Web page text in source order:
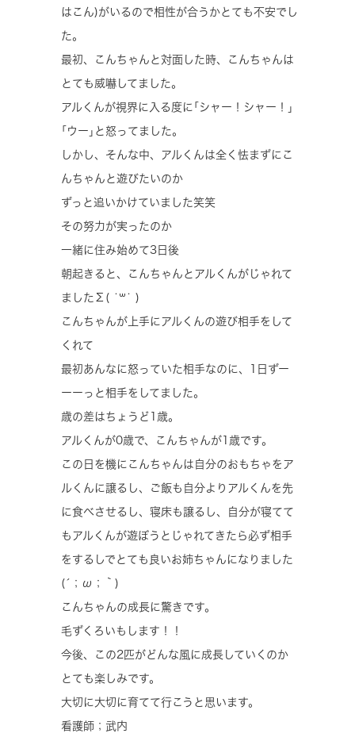
はこん)がいるので相性が合うかとても不安でし
た。
最初、こんちゃんと対面した時、こんちゃんは
とても威嚇してました。
アルくんが視界に入る度に｢シャー！シャー！｣
｢ウー｣と怒ってました。
しかし、そんな中、アルくんは全く怯まずにこ
んちゃんと遊びたいのか
ずっと追いかけていました笑笑
その努力が実ったのか
一緒に住み始めて3日後
朝起きると、こんちゃんとアルくんがじゃれて
ましたΣ( ˙꒳​˙ )
こんちゃんが上手にアルくんの遊び相手をして
くれて
最初あんなに怒っていた相手なのに、1日ずー
ーーっと相手をしてました。
歳の差はちょうど1歳。
アルくんが0歳で、こんちゃんが1歳です。
この日を機にこんちゃんは自分のおもちゃをア
ルくんに譲るし、ご飯も自分よりアルくんを先
に食べさせるし、寝床も譲るし、自分が寝てて
もアルくんが遊ぼうとじゃれてきたら必ず相手
をするしでとても良いお姉ちゃんになりました
(´；ω；｀)
こんちゃんの成長に驚きです。
毛ずくろいもします！！
今後、この2匹がどんな風に成長していくのか
とても楽しみです。
大切に大切に育てて行こうと思います。
看護師；武内